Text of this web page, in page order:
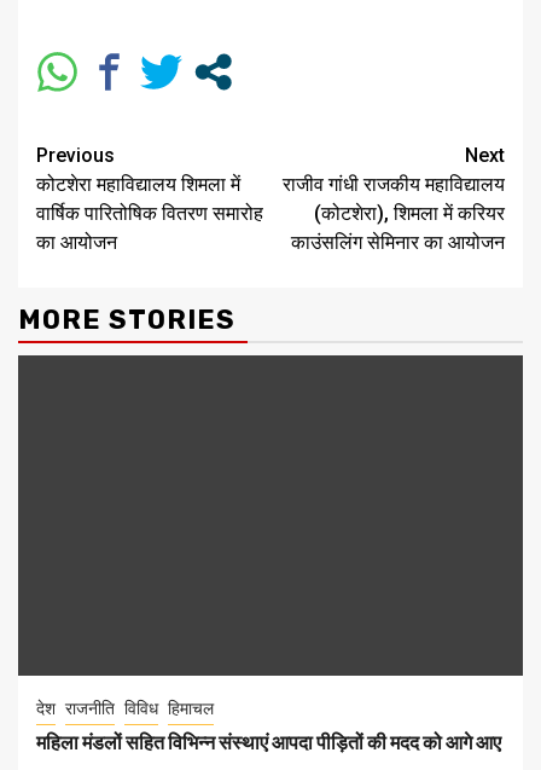
Previous
कोटशेरा महाविद्यालय शिमला में
वार्षिक पारितोषिक वितरण समारोह
का आयोजन
Next
राजीव गांधी राजकीय महाविद्यालय
(कोटशेरा), शिमला में करियर
काउंसलिंग सेमिनार का आयोजन
MORE STORIES
देश राजनीति विविध हिमाचल
महिला मंडलों सहित विभिन्न संस्थाएं आपदा पीड़ितों की मदद को आगे आए